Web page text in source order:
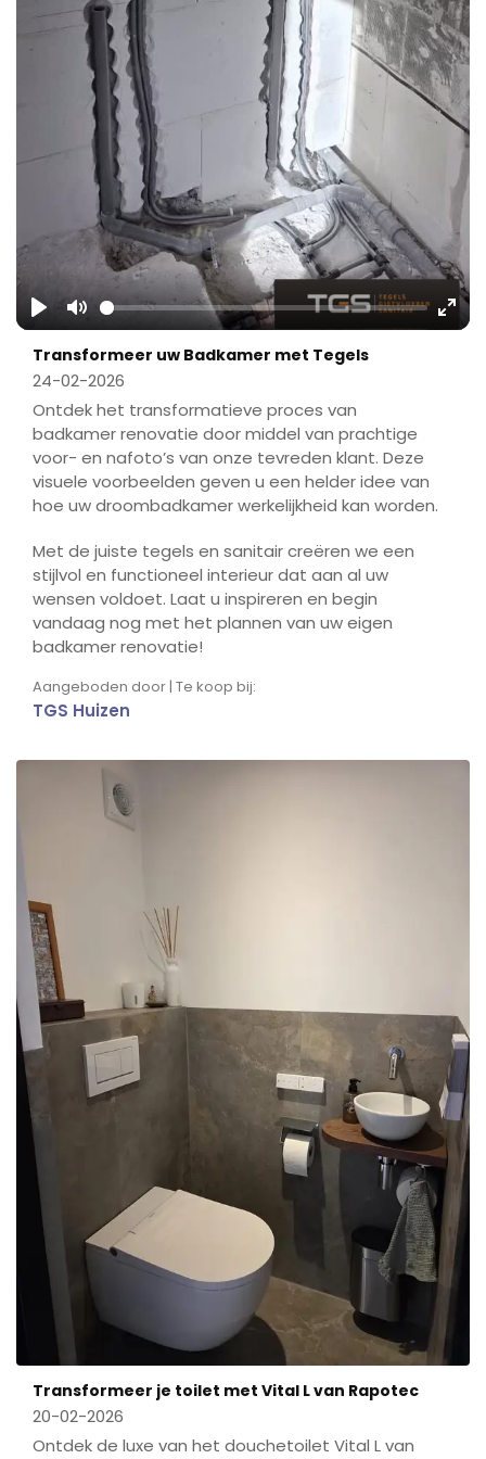
Play Mute
Transformeer uw Badkamer met Tegels
24-02-2026
Ontdek het transformatieve proces van
badkamer renovatie door middel van prachtige
voor- en nafoto’s van onze tevreden klant. Deze
visuele voorbeelden geven u een helder idee van
hoe uw droombadkamer werkelijkheid kan worden.
Met de juiste tegels en sanitair creëren we een
stijlvol en functioneel interieur dat aan al uw
wensen voldoet. Laat u inspireren en begin
vandaag nog met het plannen van uw eigen
badkamer renovatie!
Aangeboden door | Te koop bij:
TGS Huizen
Transformeer je toilet met Vital L van Rapotec
20-02-2026
Ontdek de luxe van het douchetoilet Vital L van